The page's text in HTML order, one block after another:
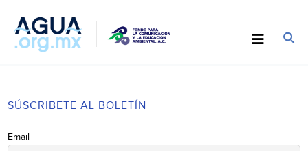
SÚSCRIBETE AL BOLETÍN
Email